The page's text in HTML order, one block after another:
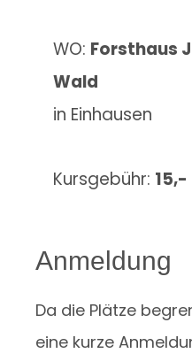
WO: Forsthaus
Wald
in Einhausen
Kursgebühr:
Anmeldung
Da die Plätze
eine kurze